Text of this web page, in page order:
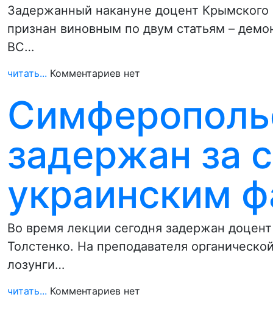
Задержанный накануне доцент Крымского
признан виновным по двум статьям –
ВС…
читать... Комментариев нет
задержан за
украинским
Во время лекции сегодня задержан
Толстенко. На преподавателя
лозунги…
читать... Комментариев нет